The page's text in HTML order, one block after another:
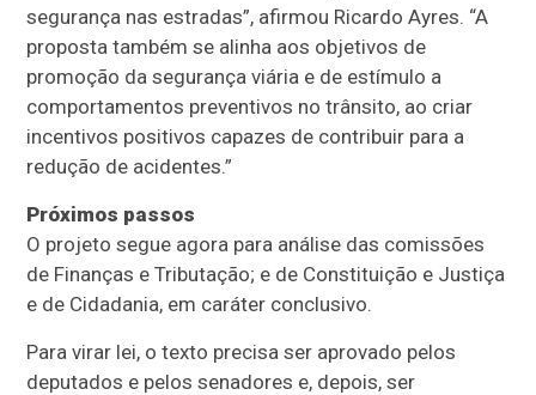
segurança nas estradas”, afirmou Ricardo Ayres. “A
proposta também se alinha aos objetivos de
promoção da segurança viária e de estímulo a
comportamentos preventivos no trânsito, ao criar
incentivos positivos capazes de contribuir para a
redução de acidentes.”
Próximos passos
O projeto segue agora para análise das comissões
de Finanças e Tributação; e de Constituição e Justiça
e de Cidadania, em caráter conclusivo.
Para virar lei, o texto precisa ser aprovado pelos
deputados e pelos senadores e, depois, ser